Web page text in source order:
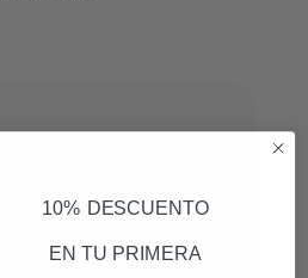
10% DESCUENTO
EN TU PRIMERA